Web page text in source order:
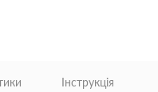
Інструкція